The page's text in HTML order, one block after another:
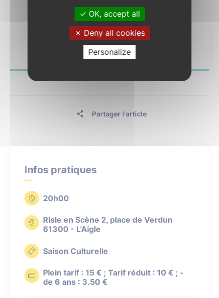
Culture
Septembre musical de l’Orne – Le
jardin féérique
Partager l'article
Infos pratiques
20h00
Risle en Scène 2, place de Verdun
61300 - L'Aigle
Saison Culturelle
Plein tarif : 15 € ; Tarif réduit : 10 € ; -
de 6 ans : 3.50 €
OK, accept all
Deny all cookies
Personalize